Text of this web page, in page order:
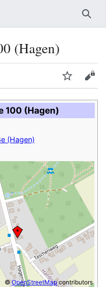
(Hagen)
100 (Hagen)
(Hagen)
©OpenStreetMapcontributors